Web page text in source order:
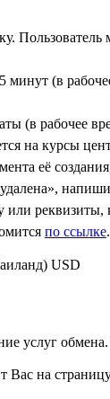
Пользователь
(в
(в рабочее
на курсы
её
реквизиты,
по ссылке.
USD
услуг
Вас на